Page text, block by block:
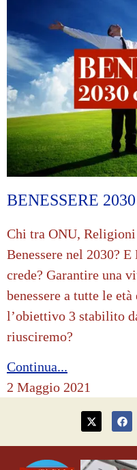
BENESSERE
Chi tra ONU,
Benessere nel 2030?
crede? Garantire una
benessere a tutte le
l’obiettivo 3 stabilito
riusciremo?
Continua...
2 Maggio 2021